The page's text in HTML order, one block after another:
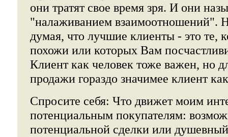
они тратят свое время зря. И они
"налаживанием взаимоотношений".
думая, что лучшие клиенты - это те,
похожи или которых Вам
Клиент как человек тоже важен, но
продажи гораздо значимее клиент
Спросите себя: Что движет моим
потенциальным покупателям:
потенциальной сделки или